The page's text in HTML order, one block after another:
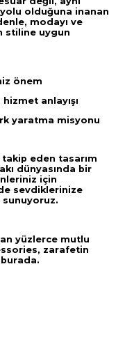
olduğuna inanan
modayı ve
stiline uygun
önem
anlayışı
yaratma misyonu
eden tasarım
dünyasında bir
için
sevdiklerinize
sunuyoruz.
yüzlerce mutlu
zarafetin